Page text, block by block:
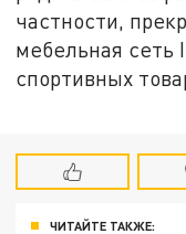
частности,
мебельная сеть
спортивных
ЧИТАЙТЕ ТАКЖЕ: